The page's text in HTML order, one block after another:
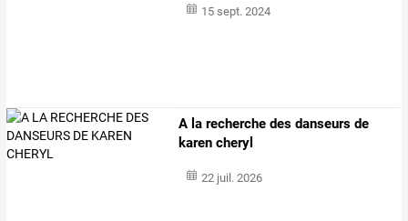
15 sept. 2024
A la recherche des danseurs de
karen cheryl
22 juil. 2026